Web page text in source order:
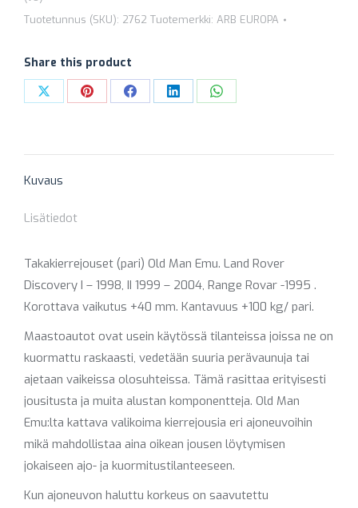
2762
(KOROTTAVA
+100
KG)
Tuotetunnus (SKU): 2762 Tuotemerkki: ARB EUROPA
Share this product
Share Share Share Share Share
Kuvaus
Lisätiedot
Takakierrejouset (pari) Old Man Emu. Land Rover
Discovery I – 1998, II 1999 – 2004, Range Rovar -1995 .
Korottava vaikutus +40 mm. Kantavuus +100 kg/ pari.
Maastoautot ovat usein käytössä tilanteissa joissa ne on
kuormattu raskaasti, vedetään suuria perävaunuja tai
ajetaan vaikeissa olosuhteissa. Tämä rasittaa erityisesti
jousitusta ja muita alustan komponentteja. Old Man
Emu:lta kattava valikoima kierrejousia eri ajoneuvoihin
mikä mahdollistaa aina oikean jousen löytymisen
jokaiseen ajo- ja kuormitustilanteeseen.
Kun ajoneuvon haluttu korkeus on saavutettu